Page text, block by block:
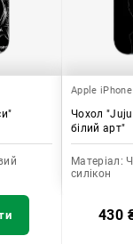
Apple
Чохол
білий арт"
Матеріал:
силікон
430